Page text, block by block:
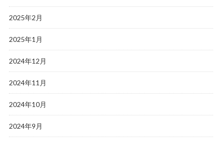
2025年2月
2025年1月
2024年12月
2024年11月
2024年10月
2024年9月